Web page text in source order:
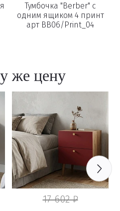
Тумбочка "Berber" с
одним ящиком 4 принт
арт BB06/Print_04
же цену
17 602 ₽